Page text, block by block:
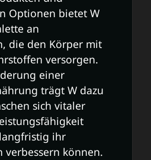
Optionen bietet W
an
die den Körper mit
versorgen.
einer
trägt W dazu
sich vitaler
ihr
verbessern können.